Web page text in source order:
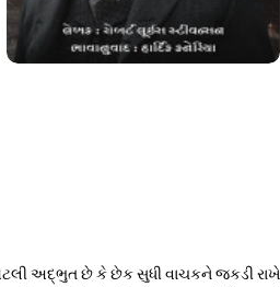
અદ્ભુત છે કે છેક સુધી વાચકને જકડી રાખે